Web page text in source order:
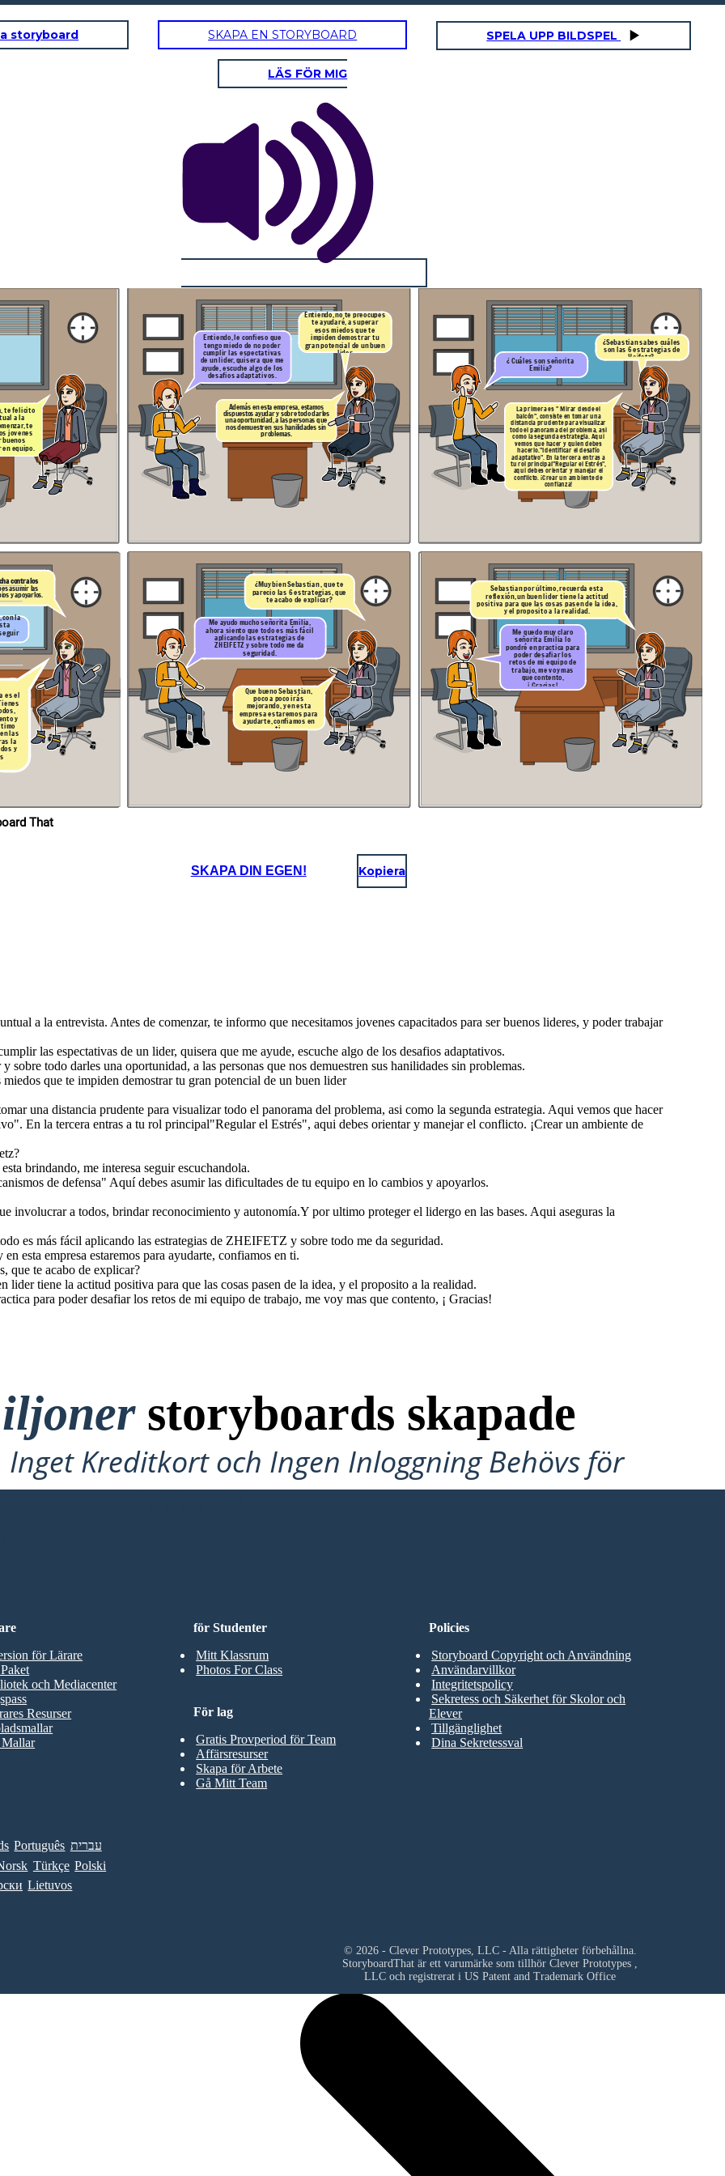
te
que Sebastian por último, recuerda esta
reflexión, un buen lider tiene la actitud
positiva para que las cosas pasen de la idea,
y el proposito a la realidad.
señorita Emilia lo
pondré en practica para
poder desafiar los
retos de mi equipo de
trabajo, me voy mas
que contento,
¡ Gracias!
" Mirar desde el
nsiste en tomar una
distancia prudente para visua
todo el panorama del problema, asi
la segunda estrategia. Aqui
te
que Sebastian por último, recuerda esta
reflexión, un buen lider tiene la actitud
positiva para que las cosas pasen de la idea,
y el proposito a la realidad.
miedos que te
de un buen ¿Sebastian sabes cuáles
La primera es" Mirar desde el
balcón",consiste en tomar una
todo el panorama del problema, asi
la segunda estrategia. Aqui
vemos que hacer y quien debes
"Identificar el desafío
adaptativo". En la tercera
tu rol principal "Regular el
aqui debes orientar y manejar el
conflicto. ¡Crear un ambiente de
confianza!
sabes cuáles
6 estrategias de
storyboard SKAPA EN STORYBOARD SPELA UPP BILDSPEL
LÄS FÖR MIG
en Storyboard That
te felicito
a la
te
jovenes
buenos
equipo.
Además en esta empresa, estamos
dispuestos ayudar y sobre todo darles
una oportunidad, a las personas que
nos demuestren sus hanilidades sin
problemas.
¿ Cuáles son señorita
Emilia?
contra los
asumir las
y apoyarlos.
¿Muy bien Sebastian , que te
parecio las 6 estrategias, que
te acabo de explicar?
Que bueno Sebastian,
poco a poco irás
mejorando, y en esta
empresa estaremos para
ayudarte, confiamos en
ti.
Me ayudo mucho señorita Emilia,
ahora siento que todo es más fácil
aplicando las estrategias de
ZHEIFETZ y sobre todo me da
seguridad.
Sebastian por último, recuerda esta
reflexión, un buen lider tiene la actitud
positiva para que las cosas pasen de la idea,
y el proposito a la realidad.
Me quedo muy claro
señorita Emilia lo
pondré en practica para
poder desafiar los
retos de mi equipo de
trabajo, me voy mas
que contento,
¡ Gracias!
Entiendo, le confieso que
tengo miedo de no poder
cumplir las espectativas
de un lider, quisera que me
ayude, escuche algo de los
desafios adaptativos.
Entiendo, no te preocupes
te ayudaré, a superar
esos miedos que te
impiden demostrar tu
gran potencial de un buen
lider
¿Sebastian sabes cuáles
son las 6 estrategias de
Heifetz?
La primera es" Mirar desde el
balcón",consiste en tomar una
distancia prudente para visualizar
todo el panorama del problema, asi
comola segunda estrategia. Aqui
vemos que hacer y quien debes
hacerlo."Identificar el desafío
adaptativo". En la terceraentras a
tu rol principal"Regular elEstrés",
aqui debes orientar y manejar el
conflicto. ¡Crear un ambiente de
confianza!
con la
es el
y
las
la
y
SKAPA DIN EGEN! Kopiera
a la entrevista. Antes de comenzar, te informo que necesitamos jovenes capacitados para ser buenos lideres, y poder trabajar
las espectativas de un lider, quisera que me ayude, escuche algo de los desafios adaptativos.
sobre todo darles una oportunidad, a las personas que nos demuestren sus hanilidades sin problemas.
que te impiden demostrar tu gran potencial de un buen lider
una distancia prudente para visualizar todo el panorama del problema, asi como la segunda estrategia. Aqui vemos que hacer
En la tercera entras a tu rol principal"Regular el Estrés", aqui debes orientar y manejar el conflicto. ¡Crear un ambiente de
brindando, me interesa seguir escuchandola.
de defensa" Aquí debes asumir las dificultades de tu equipo en lo cambios y apoyarlos.
involucrar a todos, brindar reconocimiento y autonomía.Y por ultimo proteger el lidergo en las bases. Aqui aseguras la
es más fácil aplicando las estrategias de ZHEIFETZ y sobre todo me da seguridad.
esta empresa estaremos para ayudarte, confiamos en ti.
que te acabo de explicar?
lider tiene la actitud positiva para que las cosas pasen de la idea, y el proposito a la realidad.
para poder desafiar los retos de mi equipo de trabajo, me voy mas que contento, ¡ Gracias!
storyboards skapade
Kreditkort och Ingen Inloggning Behövs för
att Prova!
för Studenter
Mitt Klassrum
Photos For Class
för Lärare
och Mediacenter
Resurser
För lag
Gratis Provperiod för Team
Affärsresurser
Skapa för Arbete
Gå Mitt Team
Policies
Storyboard Copyright och Användning
Användarvillkor
Integritetspolicy
Sekretess och Säkerhet för Skolor och
Elever
Tillgänglighet
Dina Sekretessval
Português עברית
Türkçe Polski
Lietuvos
© 2026 - Clever Prototypes, LLC - Alla rättigheter förbehållna.
StoryboardThat är ett varumärke som tillhör Clever Prototypes ,
LLC och registrerat i US Patent and Trademark Office